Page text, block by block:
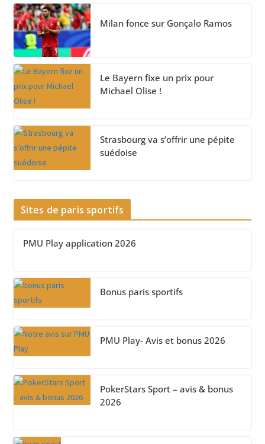
Milan fonce sur Gonçalo Ramos
Le Bayern fixe un prix pour
Michael Olise !
Strasbourg va s’offrir une pépite
suédoise
Sites de paris sportifs
PMU Play application 2026
Bonus paris sportifs
PMU Play- Avis et bonus 2026
PokerStars Sport – avis & bonus
2026